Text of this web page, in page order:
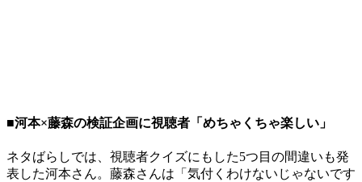
■河本×藤森の検証企画に視聴者「めちゃくちゃ楽しい」
ネタばらしでは、視聴者クイズにもした5つ目の間違いも発
表した河本さん。藤森さんは「気付くわけないじゃないです